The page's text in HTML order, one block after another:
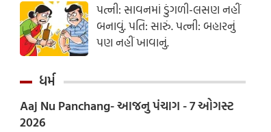
પત્ની: સાવનમાં ડુંગળી-લસણ નહીં
બનાવું. પતિ: સારું. પત્ની: બહારનું
પણ નહીં ખાવાનું.
ધર્મ
Aaj Nu Panchang- આજનુ પંચાગ - 7 ઓગસ્ટ
2026